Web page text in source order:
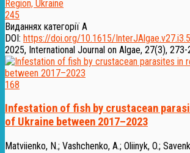
245
Виданнях категорії А
DOI: https://doi.org/10.1615/
2025, International Journal on Algae, 27(3),
168
Infestation of fish by crustacean
of Ukraine between 2017–2023
Matviienko, N.; Vashchenko, A.; Oliinyk, O.;